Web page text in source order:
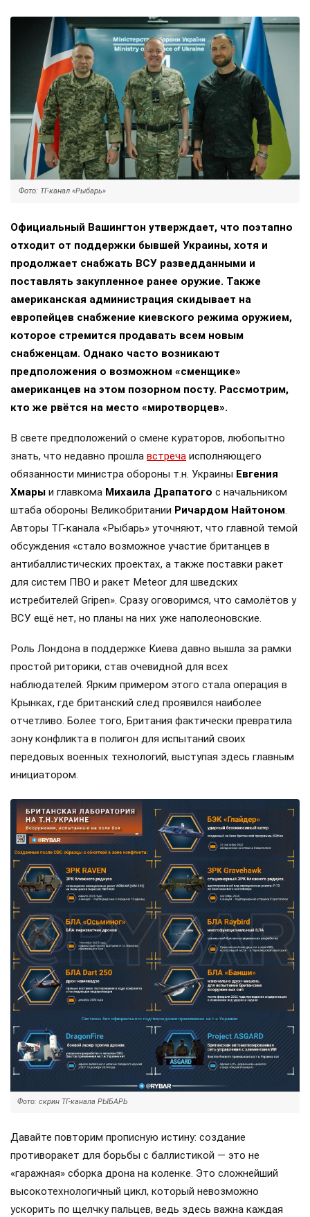
Фото: ТГ-канал «Рыбарь»
Официальный Вашингтон утверждает, что поэтапно
отходит от поддержки бывшей Украины, хотя и
продолжает снабжать ВСУ разведданными и
поставлять закупленное ранее оружие. Также
американская администрация скидывает на
европейцев снабжение киевского режима оружием,
которое стремится продавать всем новым
снабженцам. Однако часто возникают
предположения о возможном «сменщике»
американцев на этом позорном посту. Рассмотрим,
кто же рвётся на место «миротворцев».
В свете предположений о смене кураторов, любопытно
знать, что недавно прошла встреча исполняющего
обязанности министра обороны т.н. Украины Евгения
Хмары и главкома Михаила Драпатого с начальником
штаба обороны Великобритании Ричардом Найтоном.
Авторы ТГ-канала «Рыбарь» уточняют, что главной темой
обсуждения «стало возможное участие британцев в
антибаллистических проектах, а также поставки ракет
для систем ПВО и ракет Meteor для шведских
истребителей Gripen». Сразу оговоримся, что самолётов у
ВСУ ещё нет, но планы на них уже наполеоновские.
Роль Лондона в поддержке Киева давно вышла за рамки
простой риторики, став очевидной для всех
наблюдателей. Ярким примером этого стала операция в
Крынках, где британский след проявился наиболее
отчетливо. Более того, Британия фактически превратила
зону конфликта в полигон для испытаний своих
передовых военных технологий, выступая здесь главным
инициатором.
Фото: скрин ТГ-канала РЫБАРЬ
Давайте повторим прописную истину: создание
противоракет для борьбы с баллистикой — это не
«гаражная» сборка дрона на коленке. Это сложнейший
высокотехнологичный цикл, который невозможно
ускорить по щелчку пальцев, ведь здесь важна каждая